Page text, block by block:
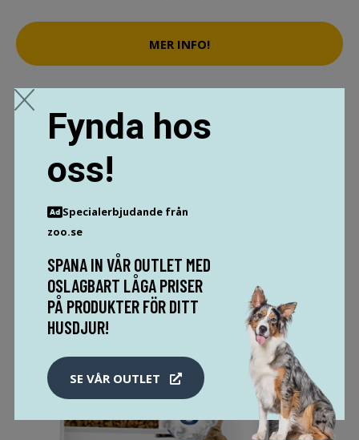
MER INFO!
Fynda hos
oss!
Specialerbjudande från
zoo.se
SPANA IN VÅR OUTLET MED
OSLAGBART LÅGA PRISER
PÅ PRODUKTER FÖR DITT
HUSDJUR!
SE VÅR OUTLET